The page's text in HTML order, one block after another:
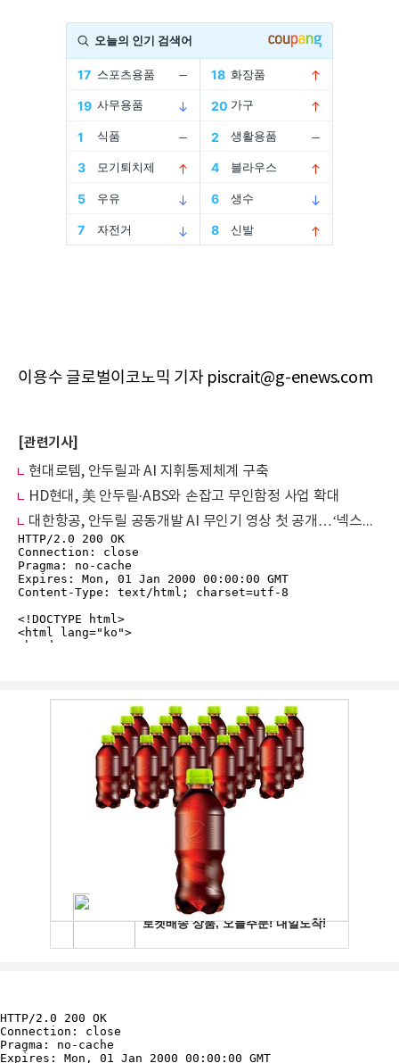
이용수 글로벌이코노믹 기자 piscrait@g-enews.com
[관련기사]
현대로템, 안두릴과 AI 지휘통제체계 구축
HD현대, 美 안두릴·ABS와 손잡고 무인함정 사업 확대
대한항공, 안두릴 공동개발 AI 무인기 영상 첫 공개…‘넥스트라이즈 2026’ 참가